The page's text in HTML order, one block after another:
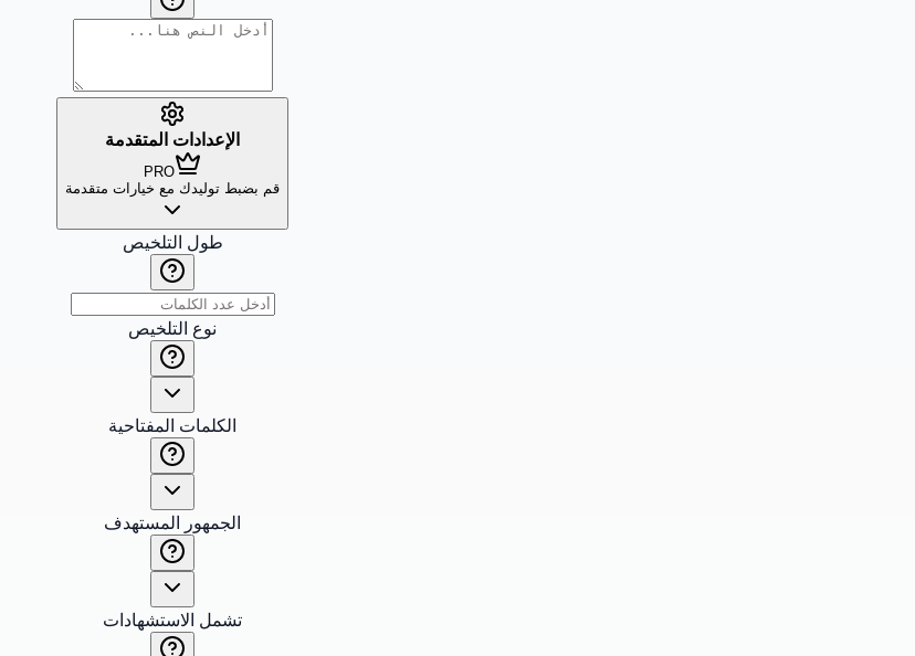
الإعدادات المتقدمة
PRO
قم بضبط توليدك مع خيارات متقدمة
طول التلخيص
نوع التلخيص
الكلمات المفتاحية
الجمهور المستهدف
تشمل الاستشهادات